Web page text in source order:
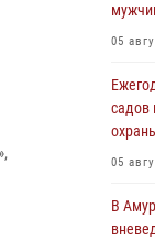
05
садов
05
В